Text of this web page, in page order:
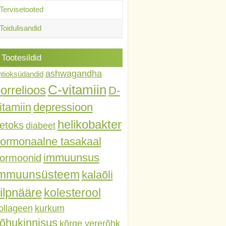
Tervisetooted
Toidulisandid
Tootesildid
ashwagandha
C-vitamiin D-
depressioon
diabeet helikobakter
tasakaal
immuunsus
kalaõli
kolesterool
kurkum
kõrge vererõhk